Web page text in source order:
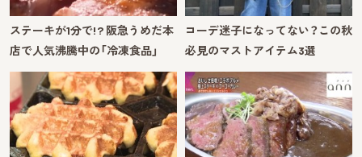
ステーキが1分で!? 阪急うめだ本
店で人気沸騰中の「冷凍食品」
コーデ迷子になってない？この秋
必見のマストアイテム3選